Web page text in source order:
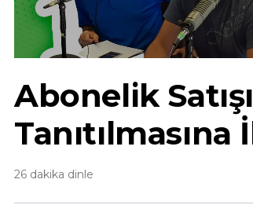
Abonelik
26 dakika dinle